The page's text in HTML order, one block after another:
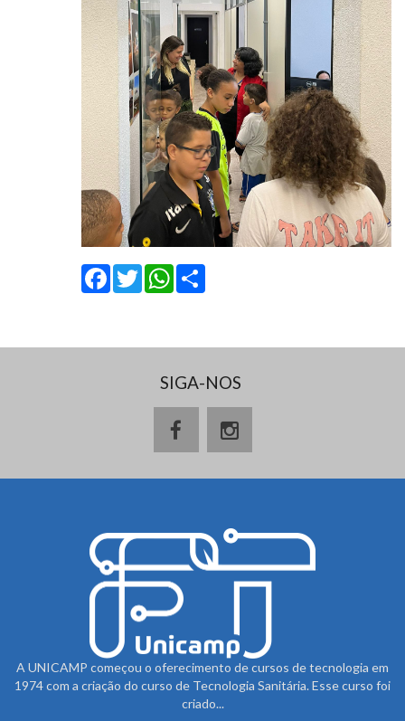
Facebook
Twitter
WhatsApp
SIGA-NOS
A UNICAMP começou o oferecimento de cursos de tecnologia em
1974 com a criação do curso de Tecnologia Sanitária. Esse curso foi
criado...